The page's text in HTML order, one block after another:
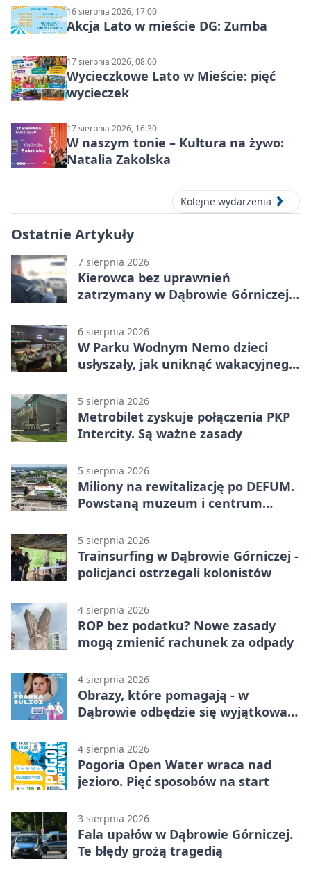
16 sierpnia 2026, 17:00
Akcja Lato w mieście DG: Zumba
17 sierpnia 2026, 08:00
Wycieczkowe Lato w Mieście: pięć
wycieczek
17 sierpnia 2026, 16:30
W naszym tonie – Kultura na żywo:
Natalia Zakolska
Kolejne wydarzenia
Ostatnie Artykuły
7 sierpnia 2026
Kierowca bez uprawnień
zatrzymany w Dąbrowie Górniczej.
6 sierpnia 2026
W Parku Wodnym Nemo dzieci
usłyszały, jak uniknąć wakacyjnego
5 sierpnia 2026
Metrobilet zyskuje połączenia PKP
Intercity. Są ważne zasady
5 sierpnia 2026
Miliony na rewitalizację po DEFUM.
Powstaną muzeum i centrum
5 sierpnia 2026
Trainsurfing w Dąbrowie Górniczej -
policjanci ostrzegali kolonistów
4 sierpnia 2026
ROP bez podatku? Nowe zasady
mogą zmienić rachunek za odpady
4 sierpnia 2026
Obrazy, które pomagają - w
Dąbrowie odbędzie się wyjątkowa
4 sierpnia 2026
Pogoria Open Water wraca nad
jezioro. Pięć sposobów na start
3 sierpnia 2026
Fala upałów w Dąbrowie Górniczej.
Te błędy grożą tragedią